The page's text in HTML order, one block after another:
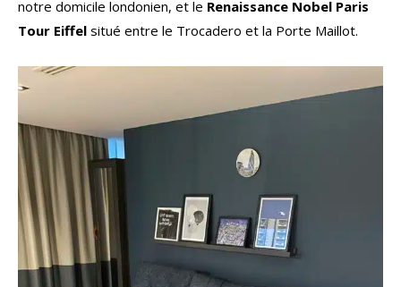
notre domicile londonien, et le Renaissance Nobel Paris
Tour Eiffel situé entre le Trocadero et la Porte Maillot.